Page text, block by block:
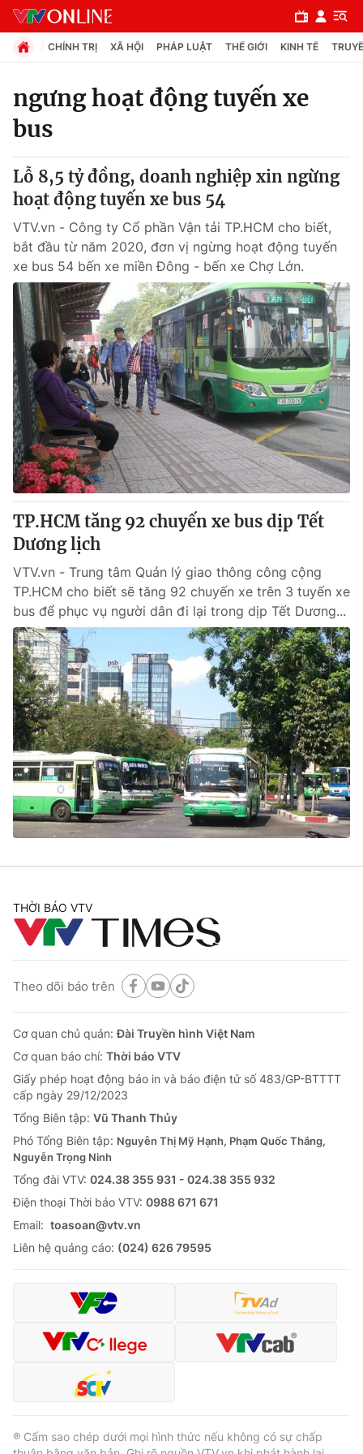
Chuyên mục
Chính trị
Xã hội
Pháp luật
Y tế
Thế giới
Tin tức
Thế giới đó đây
Câu chuyện quốc tế
Kinh tế
Tài chính
Thị trường
Góc doanh nghiệp
Dữ liệu và đời sống
Truyền hình
Phim VTV
Hậu trường
Nhân vật
Khán giả
Giải sao mai
Giải trí
Điện ảnh
Âm nhạc
Sao
Đời sống
Du lịch
Làm đẹp
Chất lượng cuộc sống
Giáo dục
Tuyển sinh
Học trực tuyến
Công nghệ
Hitech Công nghệ tương lai
Sản phẩm
Thị trường
Tư vấn
Giao lưu trực tuyến
Lịch phát sóng
Chuyên mục khác
Emagazine Podcast
Photo
VTV Sức khoẻ Bất động sản
Thị trường 24h
VTV4 Vươn mình bằng AI
VTV9 VTV8
Liên hệ tòa soạn English
Cơ quan chủ quản:Đài Truyền hình Việt Nam
CHÍNH TRỊ XÃ HỘI PHÁP LUẬT THẾ GIỚI KINH TẾ
ngưng hoạt động tuyến xe
bus
Lỗ 8,5 tỷ đồng, doanh nghiệp xin ngừng
hoạt động tuyến xe bus 54
VTV.vn - Công ty Cổ phần Vận tải TP.HCM cho biết,
bắt đầu từ năm 2020, đơn vị ngừng hoạt động tuyến
xe bus 54 bến xe miền Đông - bến xe Chợ Lớn.
TP.HCM tăng 92 chuyến xe bus dịp Tết
Dương lịch
VTV.vn - Trung tâm Quản lý giao thông công cộng
TP.HCM cho biết sẽ tăng 92 chuyến xe trên 3 tuyến xe
bus để phục vụ người dân đi lại trong dịp Tết Dương...
THỜI BÁO VTV
Theo dõi báo trên
Cơ quan chủ quản:Đài Truyền hình Việt Nam
Cơ quan báo chí: Thời báo VTV
Giấy phép hoạt động báo in và báo điện tử số 483/GP-BTTTT
cấp ngày 29/12/2023
Tổng Biên tập: Vũ Thanh Thủy
Phó Tổng Biên tập: Nguyễn Thị Mỹ Hạnh, Phạm Quốc Thắng,
Nguyễn Trọng Ninh
Tổng đài VTV: 024.38 355 931 - 024.38 355 932
Ðiện thoại Thời báo VTV: 0988 671 671
Email: toasoan@vtv.vn
Liên hệ quảng cáo: (024) 626 79595
® Cấm sao chép dưới mọi hình thức nếu không có sự chấp